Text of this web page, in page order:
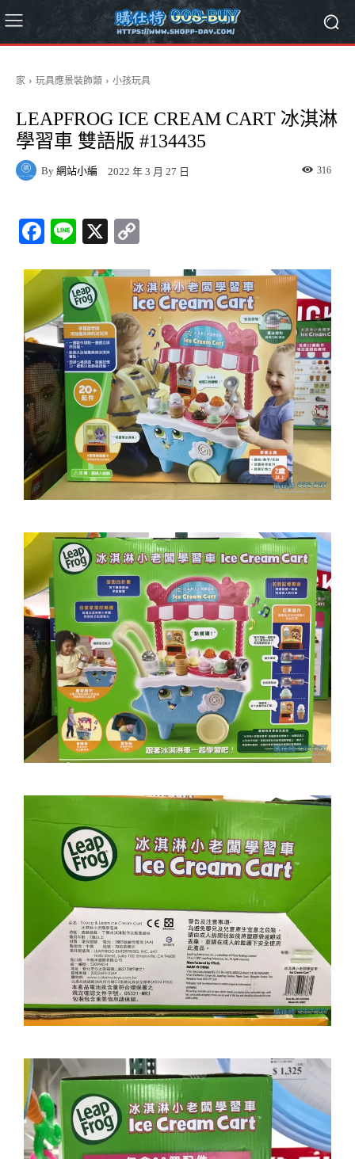
家 玩具應景裝飾類 小孩玩具
LEAPFROG ICE CREAM CART 冰淇淋
學習車 雙語版 #134435
By 網站小編 2022 年 3 月 27 日 316
Fa
bo
ok
Li
X
y
Li
nk